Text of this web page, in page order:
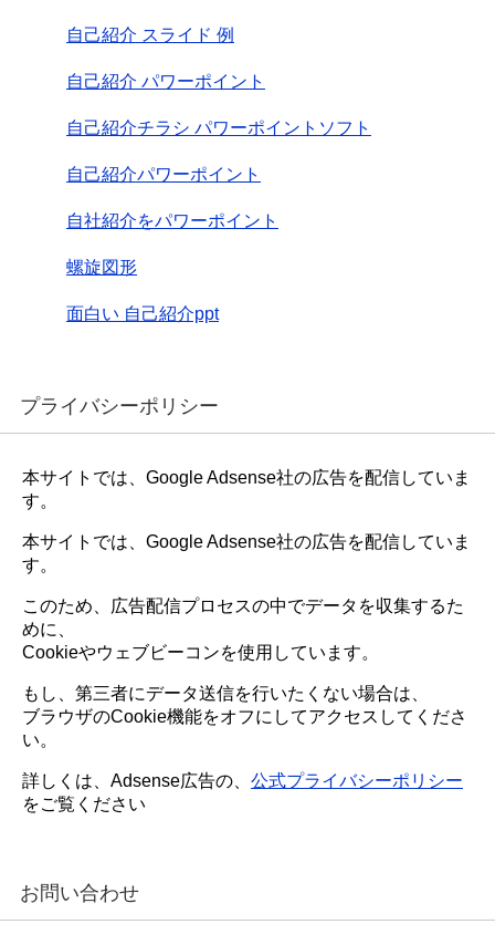
自己紹介 スライド 例
自己紹介 パワーポイント
自己紹介チラシ パワーポイントソフト
自己紹介パワーポイント
自社紹介をパワーポイント
螺旋図形
面白い 自己紹介ppt
プライバシーポリシー
本サイトでは、Google Adsense社の広告を配信していま
す。
本サイトでは、Google Adsense社の広告を配信していま
す。
このため、広告配信プロセスの中でデータを収集するた
めに、
Cookieやウェブビーコンを使用しています。
もし、第三者にデータ送信を行いたくない場合は、
ブラウザのCookie機能をオフにしてアクセスしてくださ
い。
詳しくは、Adsense広告の、 公式プライバシーポリシー
をご覧ください
お問い合わせ